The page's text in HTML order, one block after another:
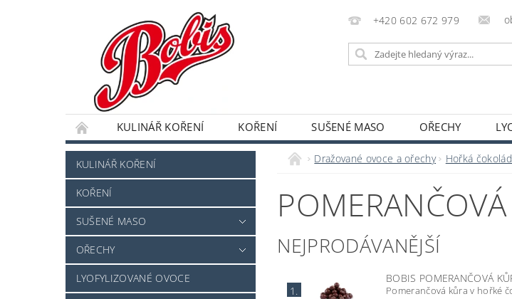
+420 602 672 979
KULINÁŘ KOŘENÍ KOŘENÍ SUŠENÉ MASO OŘECHY
DRAŽOVANÉ OVOCE A OŘECHY
SEMENA, PROTEINY A SMĚSI BOBIS BLOG
KULINÁŘ KOŘENÍ
KOŘENÍ
SUŠENÉ MASO
OŘECHY
LYOFYLIZOVANÉ OVOCE
Dražované ovoce a ořechy Hořká
NEJPRODÁVANĚJŠÍ
1.
BOBIS POMERANČOVÁ
Pomerančová kůra v hořké